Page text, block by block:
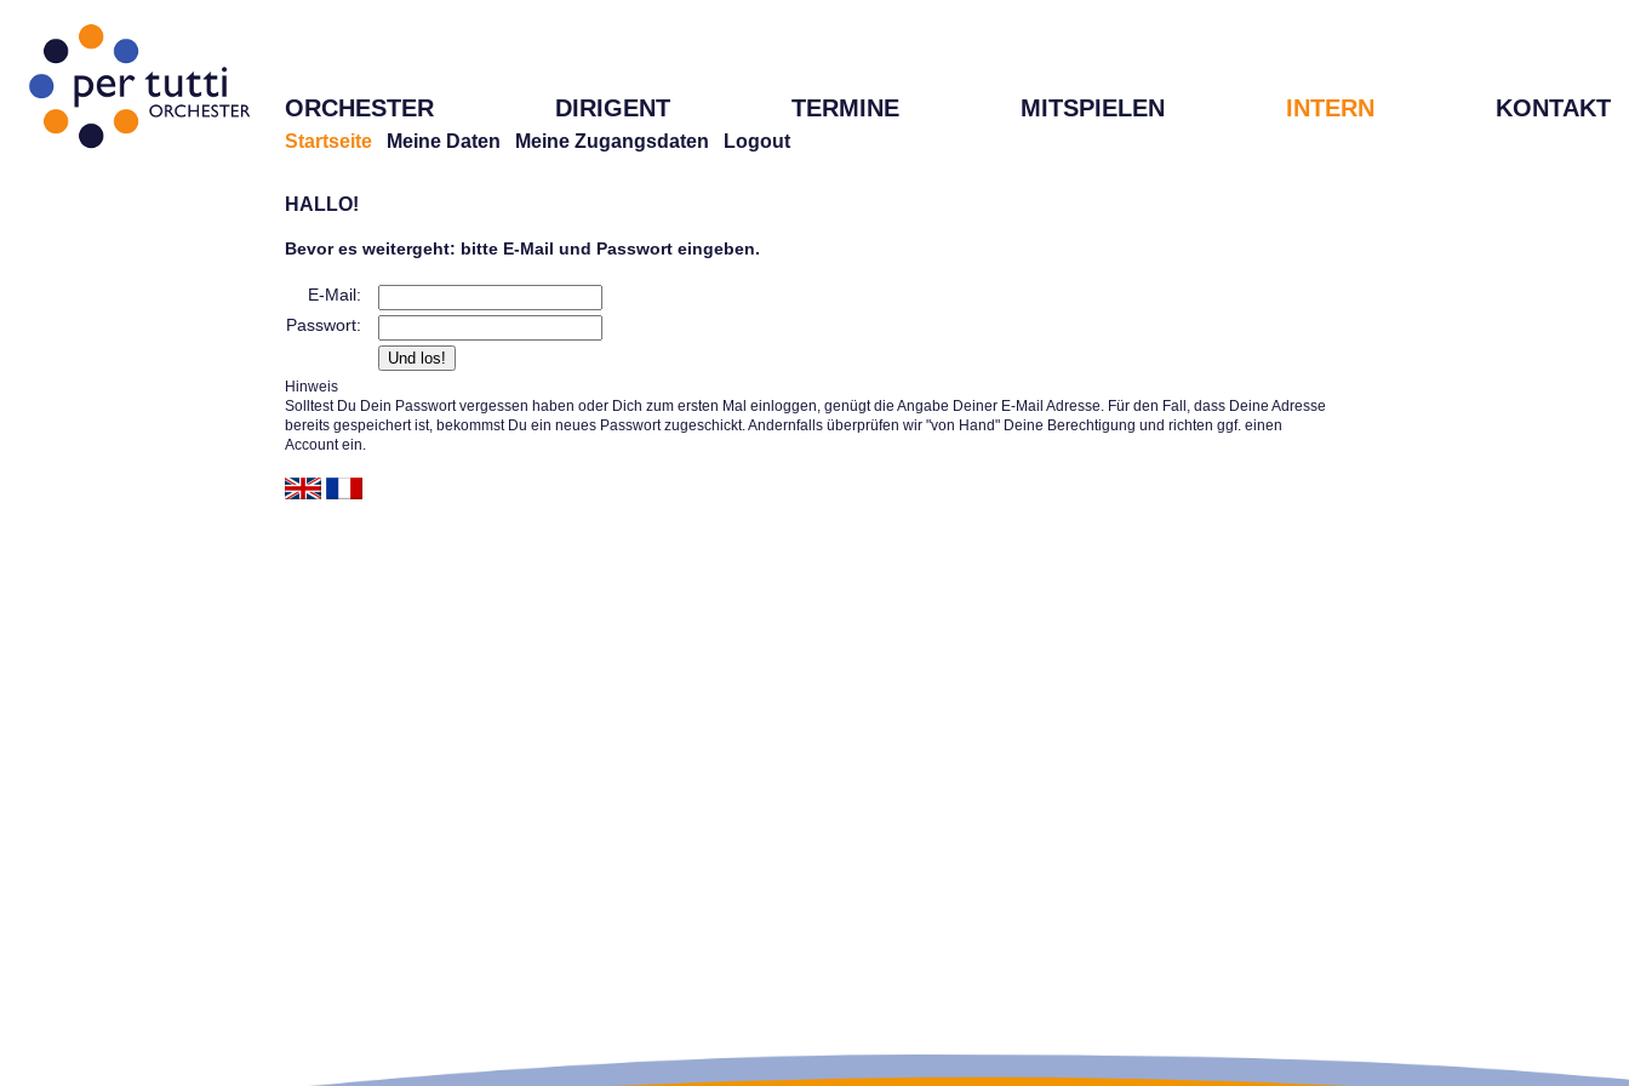
ORCHESTER DIRIGENT TERMINE MITSPIELEN INTERN KONTAKT
Startseite Meine Daten Meine Zugangsdaten Logout
HALLO!
Bevor es weitergeht: bitte E-Mail und Passwort eingeben.
E-Mail:
Passwort:
Hinweis
Solltest Du Dein Passwort vergessen haben oder Dich zum ersten Mal einloggen, genügt die Angabe Deiner E-Mail Adresse. Für den Fall, dass Deine Adresse
bereits gespeichert ist, bekommst Du ein neues Passwort zugeschickt. Andernfalls überprüfen wir "von Hand" Deine Berechtigung und richten ggf. einen
Account ein.